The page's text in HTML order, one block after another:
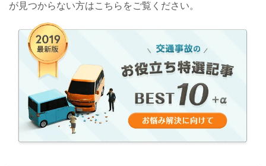
が見つからない方はこちらをご覧ください。